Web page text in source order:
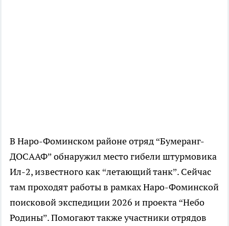
В Наро-Фоминском районе отряд “Бумеранг-
ДОСААФ” обнаружил место гибели штурмовика
Ил-2, известного как “летающий танк”. Сейчас
там проходят работы в рамках Наро-Фоминской
поисковой экспедиции 2026 и проекта “Небо
Родины”. Помогают также участники отрядов